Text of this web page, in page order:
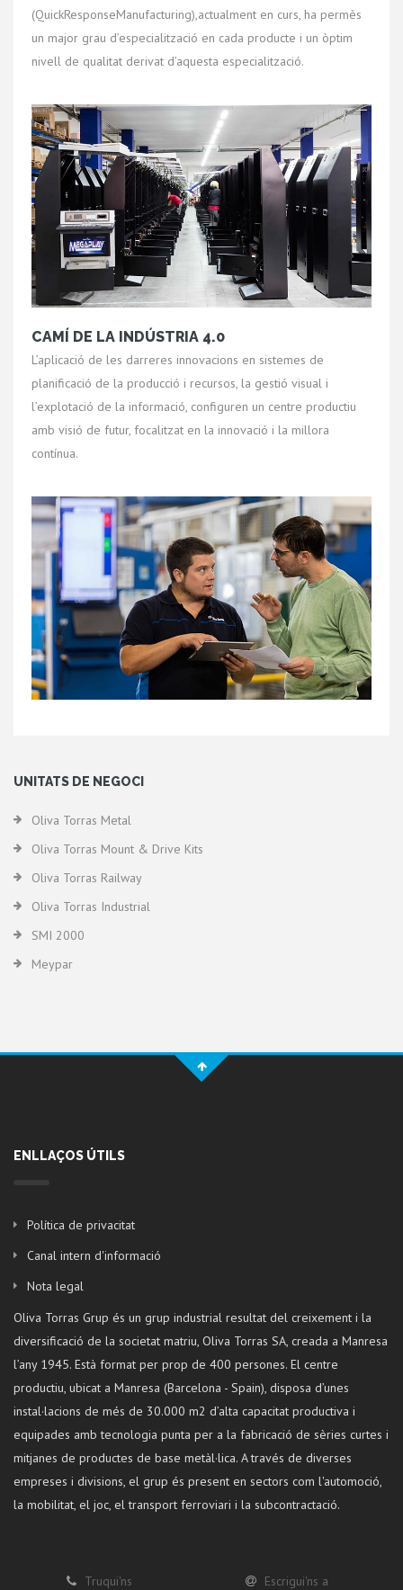
(QuickResponseManufacturing),actualment en curs, ha permès
un major grau d’especialització en cada producte i un òptim
nivell de qualitat derivat d’aquesta especialització.
CAMÍ DE LA INDÚSTRIA 4.0
L’aplicació de les darreres innovacions en sistemes de
planificació de la producció i recursos, la gestió visual i
l’explotació de la informació, configuren un centre productiu
amb visió de futur, focalitzat en la innovació i la millora
contínua.
UNITATS DE NEGOCI
Oliva Torras Metal
Oliva Torras Mount & Drive Kits
Oliva Torras Railway
Oliva Torras Industrial
SMI 2000
Meypar
ENLLAÇOS ÚTILS
Política de privacitat
Canal intern d'informació
Nota legal
Oliva Torras Grup és un grup industrial resultat del creixement i la
diversificació de la societat matriu, Oliva Torras SA, creada a Manresa
l’any 1945. Està format per prop de 400 persones. El centre
productiu, ubicat a Manresa (Barcelona - Spain), disposa d’unes
instal·lacions de més de 30.000 m2 d’alta capacitat productiva i
equipades amb tecnologia punta per a la fabricació de sèries curtes i
mitjanes de productes de base metàl·lica. A través de diverses
empreses i divisions, el grup és present en sectors com l'automoció,
la mobilitat, el joc, el transport ferroviari i la subcontractació.
Truqui'ns Escrigui'ns a